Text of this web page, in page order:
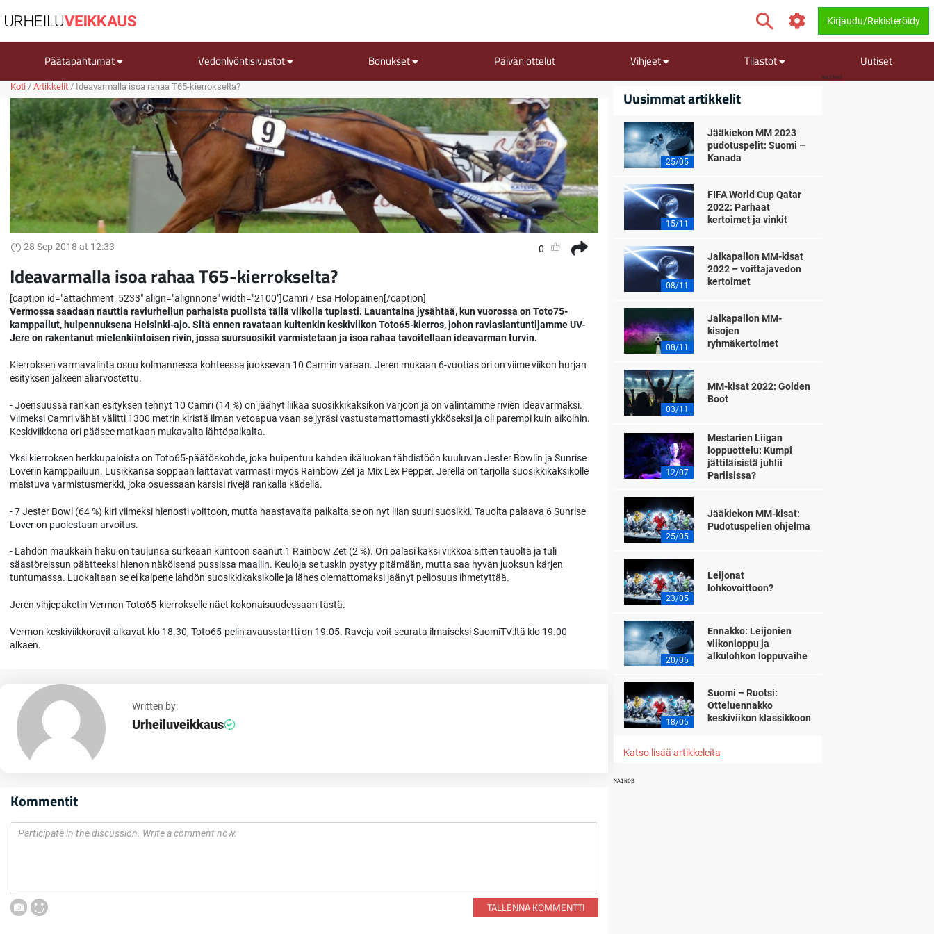
Kirjaudu/Rekisteröidy
Päätapahtumat Vedonlyöntisivustot Bonukset Päivän ottelut Vihjeet Tilastot Uutiset
MAINOS
Koti / Artikkelit / Ideavarmalla isoa rahaa T65-kierrokselta?
28 Sep 2018 at 12:33 0
Ideavarmalla isoa rahaa T65-kierrokselta?
[caption id="attachment_5233" align="alignnone" width="2100"]Camri / Esa Holopainen[/caption]
Vermossa saadaan nauttia raviurheilun parhaista puolista tällä viikolla tuplasti. Lauantaina jysähtää, kun vuorossa on Toto75-
kamppailut, huipennuksena Helsinki-ajo. Sitä ennen ravataan kuitenkin keskiviikon Toto65-kierros, johon raviasiantuntijamme UV-
Jere on rakentanut mielenkiintoisen rivin, jossa suursuosikit varmistetaan ja isoa rahaa tavoitellaan ideavarman turvin.
Kierroksen varmavalinta osuu kolmannessa kohteessa juoksevan 10 Camrin varaan. Jeren mukaan 6-vuotias ori on viime viikon hurjan
esityksen jälkeen aliarvostettu.
- Joensuussa rankan esityksen tehnyt 10 Camri (14 %) on jäänyt liikaa suosikkikaksikon varjoon ja on valintamme rivien ideavarmaksi.
Viimeksi Camri vähät välitti 1300 metrin kiristä ilman vetoapua vaan se jyräsi vastustamattomasti ykköseksi ja oli parempi kuin aikoihin.
Keskiviikkona ori pääsee matkaan mukavalta lähtöpaikalta.
Yksi kierroksen herkkupaloista on Toto65-päätöskohde, joka huipentuu kahden ikäluokan tähdistöön kuuluvan Jester Bowlin ja Sunrise
Loverin kamppailuun. Lusikkansa soppaan laittavat varmasti myös Rainbow Zet ja Mix Lex Pepper. Jerellä on tarjolla suosikkikaksikolle
maistuva varmistusmerkki, joka osuessaan karsisi rivejä rankalla kädellä.
- 7 Jester Bowl (64 %) kiri viimeksi hienosti voittoon, mutta haastavalta paikalta se on nyt liian suuri suosikki. Tauolta palaava 6 Sunrise
Lover on puolestaan arvoitus.
- Lähdön maukkain haku on taulunsa surkeaan kuntoon saanut 1 Rainbow Zet (2 %). Ori palasi kaksi viikkoa sitten tauolta ja tuli
säästöreissun päätteeksi hienon näköisenä pussissa maaliin. Keuloja se tuskin pystyy pitämään, mutta saa hyvän juoksun kärjen
tuntumassa. Luokaltaan se ei kalpene lähdön suosikkikaksikolle ja lähes olemattomaksi jäänyt peliosuus ihmetyttää.
Jeren vihjepaketin Vermon Toto65-kierrokselle näet kokonaisuudessaan tästä.
Vermon keskiviikkoravit alkavat klo 18.30, Toto65-pelin avausstartti on 19.05. Raveja voit seurata ilmaiseksi SuomiTV:ltä klo 19.00
alkaen.
Written by:
Urheiluveikkaus
Kommentit
TALLENNA KOMMENTTI
Uusimmat artikkelit
25/05
Jääkiekon MM 2023
pudotuspelit: Suomi –
Kanada
15/11
FIFA World Cup Qatar
2022: Parhaat
kertoimet ja vinkit
08/11
Jalkapallon MM-kisat
2022 – voittajavedon
kertoimet
08/11
Jalkapallon MM-
kisojen
ryhmäkertoimet
03/11
MM-kisat 2022: Golden
Boot
12/07
Mestarien Liigan
loppuottelu: Kumpi
jättiläisistä juhlii
Pariisissa?
25/05
Jääkiekon MM-kisat:
Pudotuspelien ohjelma
23/05
Leijonat
lohkovoittoon?
20/05
Ennakko: Leijonien
viikonloppu ja
alkulohkon loppuvaihe
18/05
Suomi – Ruotsi:
Otteluennakko
keskiviikon klassikkoon
Katso lisää artikkeleita
MAINOS